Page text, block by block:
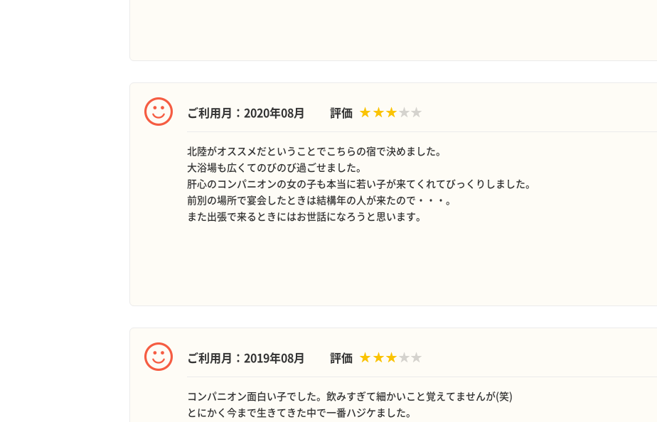
ご利用月：2020年08月 評価
北陸がオススメだということでこちらの宿で決めました。
大浴場も広くてのびのび過ごせました。
肝心のコンパニオンの女の子も本当に若い子が来てくれてびっくりしました。
前別の場所で宴会したときは結構年の人が来たので・・・。
また出張で来るときにはお世話になろうと思います。
ご利用月：2019年08月 評価
コンパニオン面白い子でした。飲みすぎて細かいこと覚えてませんが(笑)
とにかく今まで生きてきた中で一番ハジケました。